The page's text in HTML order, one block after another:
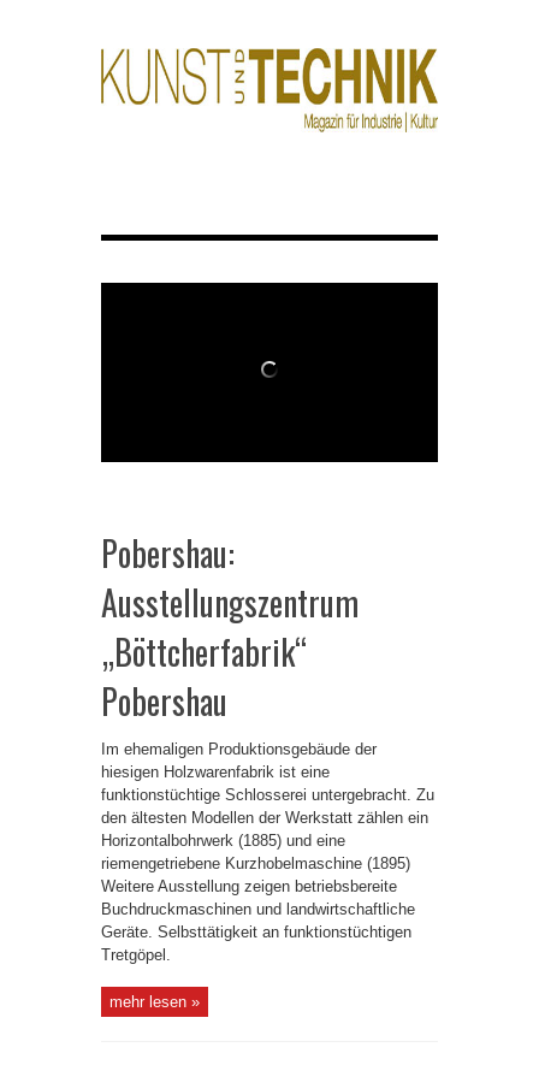
Pobershau:
Ausstellungszentrum
„Böttcherfabrik“
Pobershau
Im ehemaligen Produktionsgebäude der
hiesigen Holzwarenfabrik ist eine
funktionstüchtige Schlosserei untergebracht. Zu
den ältesten Modellen der Werkstatt zählen ein
Horizontalbohrwerk (1885) und eine
riemengetriebene Kurzhobelmaschine (1895)
Weitere Ausstellung zeigen betriebsbereite
Buchdruckmaschinen und landwirtschaftliche
Geräte. Selbsttätigkeit an funktionstüchtigen
Tretgöpel.
mehr lesen »